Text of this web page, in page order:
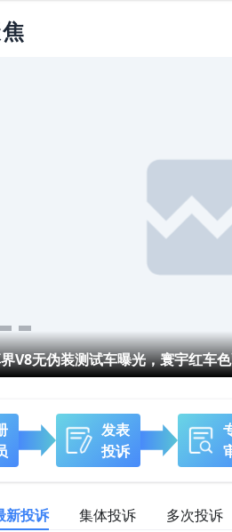
V8无伪装测试车曝光，寰宇红车
发表
投诉
新投诉 集体投诉 多次投诉